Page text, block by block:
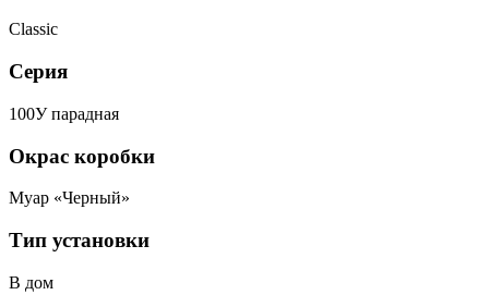
Classic
Серия
100У парадная
Окрас коробки
Муар «Черный»
Тип установки
В дом